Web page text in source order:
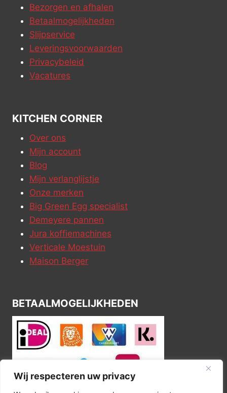
Wij respecteren uw privacy
Bezorgen en afhalen
Betaalmogelijkheden
Slijpservice
Leveringsvoorwaarden
Privacybeleid
Vacatures
KITCHEN CORNER
Over ons
Mijn account
Blog
Mijn verlanglijstje
Onze merken
Big Green Egg specialist
Demeyere pannen
Jura koffiemachines
Verticale Moestuin
Maison Berger
BETAALMOGELIJKHEDEN